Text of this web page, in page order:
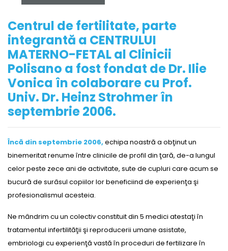
Centrul de fertilitate, parte
integrantă a CENTRULUI
MATERNO-FETAL al Clinicii
Polisano a fost fondat de Dr. Ilie
Vonica în colaborare cu Prof.
Univ. Dr. Heinz Strohmer în
septembrie 2006.
Încă din septembrie 2006, echipa noastră a obţinut un
binemeritat renume între clinicile de profil din ţară, de-a lungul
celor peste zece ani de activitate, sute de cupluri care acum se
bucură de surâsul copiilor lor beneficiind de experienţa şi
profesionalismul acesteia.
Ne mândrim cu un colectiv constituit din 5 medici atestaţi în
tratamentul infertilităţii şi reproducerii umane asistate,
embriologi cu experienţă vastă în proceduri de fertilizare în